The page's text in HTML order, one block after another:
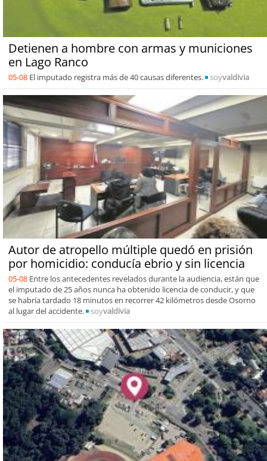
Detienen a hombre con armas y municiones
en Lago Ranco
05-08 El imputado registra más de 40 causas diferentes. soyvaldivia
Autor de atropello múltiple quedó en prisión
por homicidio: conducía ebrio y sin licencia
05-08 Entre los antecedentes revelados durante la audiencia, están que
el imputado de 25 años nunca ha obtenido licencia de conducir, y que
se habría tardado 18 minutos en recorrer 42 kilómetros desde Osorno
al lugar del accidente.
soyvaldivia